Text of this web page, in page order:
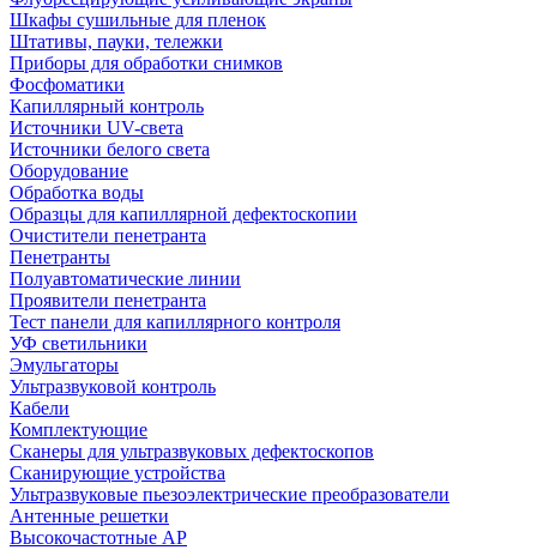
Шкафы сушильные для пленок
Штативы, пауки, тележки
Приборы для обработки снимков
Фосфоматики
Капиллярный контроль
Источники UV-света
Источники белого света
Оборудование
Обработка воды
Образцы для капиллярной дефектоскопии
Очистители пенетранта
Пенетранты
Полуавтоматические линии
Проявители пенетранта
Тест панели для капиллярного контроля
УФ светильники
Эмульгаторы
Ультразвуковой контроль
Кабели
Комплектующие
Сканеры для ультразвуковых дефектоскопов
Сканирующие устройства
Ультразвуковые пьезоэлектрические преобразователи
Антенные решетки
Высокочастотные АР